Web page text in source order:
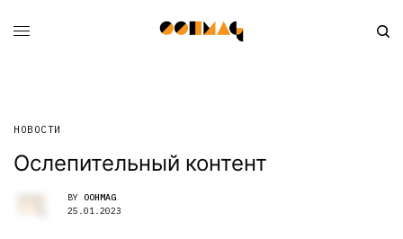
НОВОСТИ
Ослепительный контент
BY OOHMAG
25.01.2023